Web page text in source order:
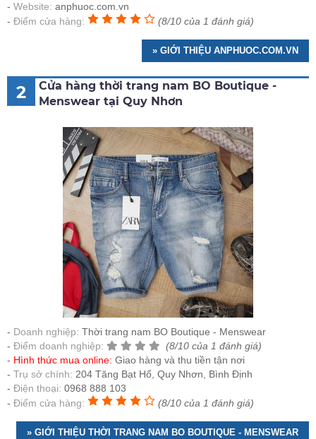
Website: anphuoc.com.vn
Điểm cửa hàng:
(8/10 của 1 đánh giá)
» GIỚI THIỆU ANPHUOC.COM.VN
2
Cửa hàng thời trang nam BO Boutique -
Menswear tại Quy Nhơn
Doanh nghiệp: Thời trang nam BO Boutique - Menswear
Điểm doanh nghiệp:
(8/10 của 1 đánh giá)
Hình thức mua online: Giao hàng và thu tiền tận nơi
Trụ sở chính: 204 Tăng Bạt Hổ, Quy Nhơn, Bình Định
Điện thoại: 0968 888 103
Điểm cửa hàng:
(8/10 của 1 đánh giá)
» GIỚI THIỆU THỜI TRANG NAM BO BOUTIQUE - MENSWEAR